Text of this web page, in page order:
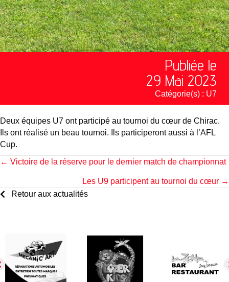
Publiée le
29 Mai 2023
Catégorie(s) : U7
Deux équipes U7 ont participé au tournoi du cœur de Chirac.
Ils ont réalisé un beau tournoi. Ils participeront aussi à l’AFL
Cup.
Posts
navigation
← Victoire de la réserve pour le dernier match de championnat
Les U9 participent au tournoi du cœur →
Retour aux actualités